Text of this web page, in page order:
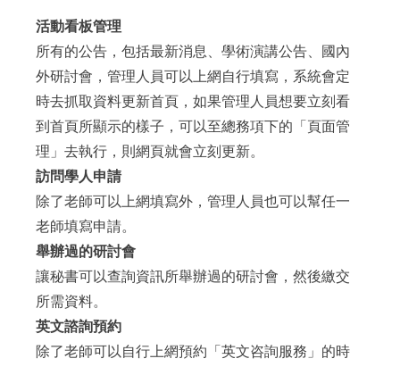
活動看板管理
所有的公告，包括最新消息、學術演講公告、國內
外研討會，管理人員可以上網自行填寫，系統會定
時去抓取資料更新首頁，如果管理人員想要立刻看
到首頁所顯示的樣子，可以至總務項下的「頁面管
理」去執行，則網頁就會立刻更新。
訪問學人申請
除了老師可以上網填寫外，管理人員也可以幫任一
老師填寫申請。
舉辦過的研討會
讓秘書可以查詢資訊所舉辦過的研討會，然後繳交
所需資料。
英文諮詢預約
除了老師可以自行上網預約「英文咨詢服務」的時